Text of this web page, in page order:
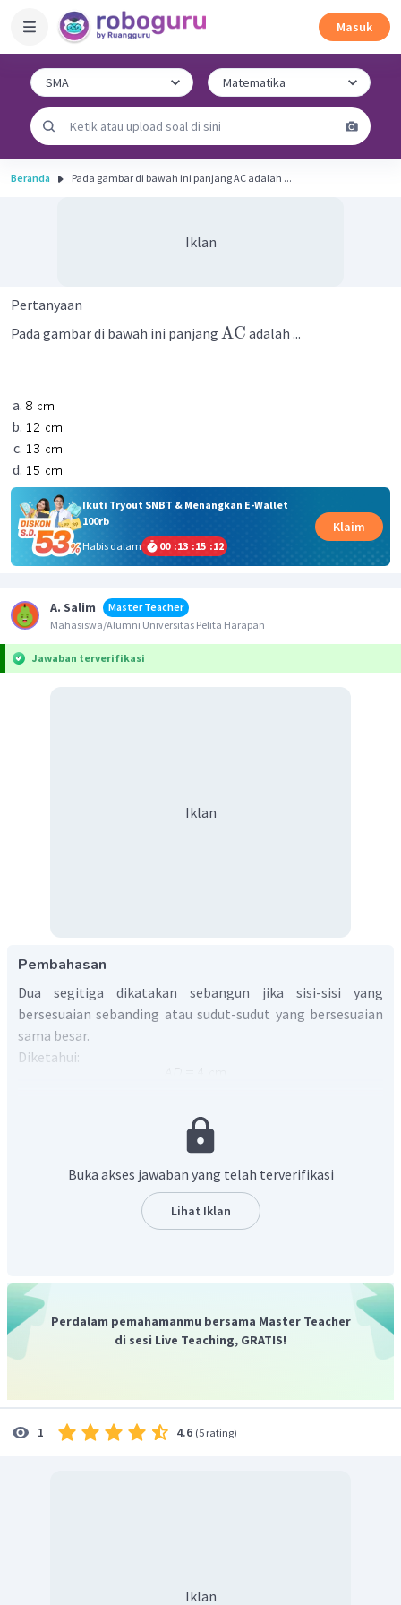
Masuk
Beranda Pada gambar di bawah ini panjang AC adalah ...
Iklan
Pertanyaan
Pada gambar di bawah ini panjang AC adalah ...
Ikuti Tryout SNBT & Menangkan E-Wallet
100rb
Habis dalam
00 :13 :15 :12
Klaim
A. Salim
Master Teacher
Mahasiswa/Alumni Universitas Pelita Harapan
Jawaban terverifikasi
Iklan
Pembahasan
Dua segitiga dikatakan sebangun jika sisi-sisi yang
bersesuaian sebanding atau sudut-sudut yang bersesuaian
sama besar.
Diketahui:
Dua segitiga di atas merupakan dua segitiga yang
Buka akses jawaban yang telah terverifikasi
Lihat Iklan
Perdalam pemahamanmu bersama Master Teacher
di sesi Live Teaching, GRATIS!
1 4.6 (5 rating)
Iklan